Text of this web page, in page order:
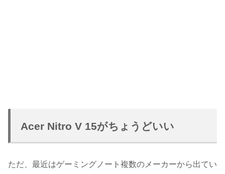
Acer Nitro V 15がちょうどいい
ただ、最近はゲーミングノート複数のメーカーから出てい